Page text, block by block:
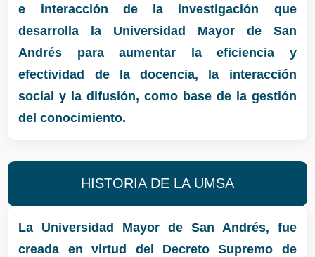
e interacción de la investigación que
desarrolla la Universidad Mayor de San
Andrés para aumentar la eficiencia y
efectividad de la docencia, la interacción
social y la difusión, como base de la gestión
del conocimiento.
HISTORIA DE LA UMSA
La Universidad Mayor de San Andrés, fue
creada en virtud del Decreto Supremo de